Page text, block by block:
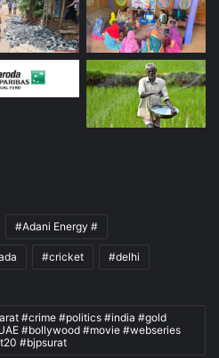
#Adani Energy #
#cricket #delhi
#crime #politics #india #gold
#bollywood #movie #webseries
#bjpsurat